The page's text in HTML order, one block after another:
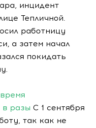
инцидент
Тепличной.
работницу
а затем начал
покидать
в разы С 1 сентября
так как не